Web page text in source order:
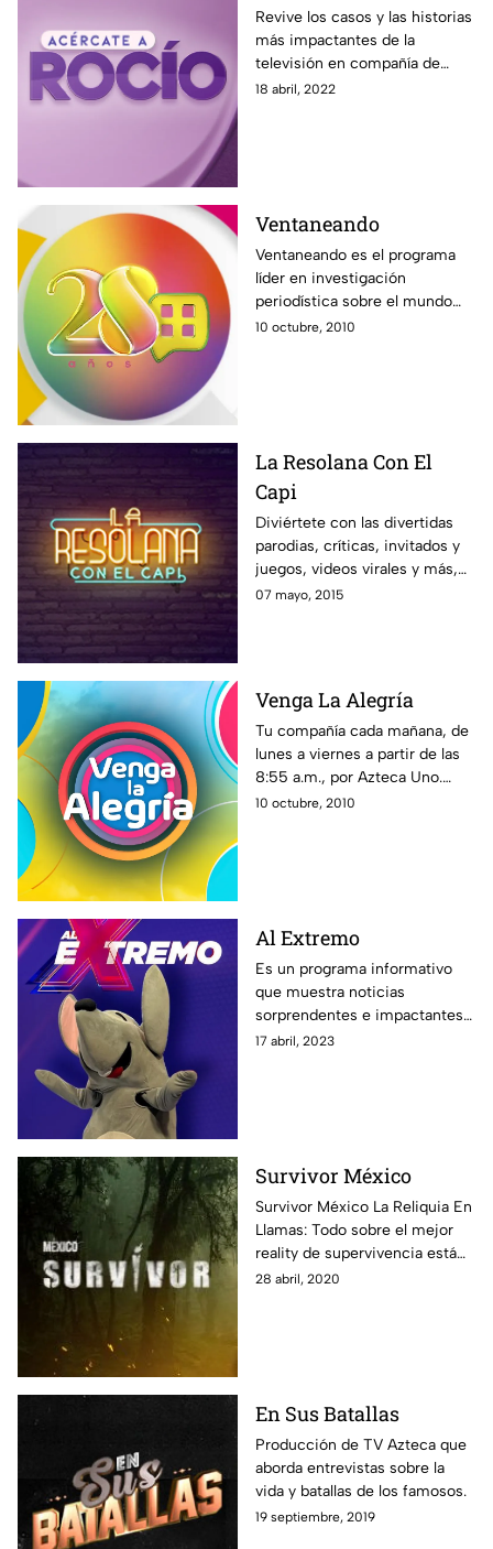
Revive los casos y las historias
más impactantes de la
televisión en compañía de
Rocío Sánchez Azuara y su
18 abril, 2022
Ventaneando
Ventaneando es el programa
líder en investigación
periodística sobre el mundo
del espectáculo. Noticias,
10 octubre, 2010
La Resolana Con El
Capi
Diviértete con las divertidas
parodias, críticas, invitados y
juegos, videos virales y más,
con el estilo único de El Capi
07 mayo, 2015
Venga La Alegría
Tu compañía cada mañana, de
lunes a viernes a partir de las
8:55 a.m., por Azteca Uno.
Toda la familia de VLA te
10 octubre, 2010
Al Extremo
Es un programa informativo
que muestra noticias
sorprendentes e impactantes
alrededor del mundo, además
17 abril, 2023
Survivor México
Survivor México La Reliquia En
Llamas: Todo sobre el mejor
reality de supervivencia está
aquí: fotos, notas y todos los
28 abril, 2020
En Sus Batallas
Producción de TV Azteca que
aborda entrevistas sobre la
vida y batallas de los famosos.
19 septiembre, 2019